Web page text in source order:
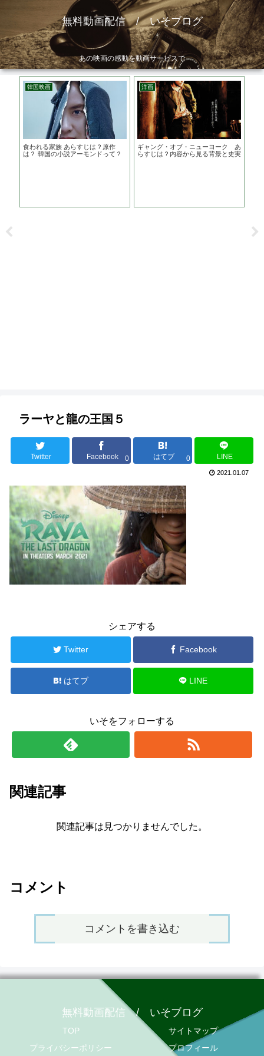
無料動画配信 / いそブログ
あの映画の感動を動画サービスで
韓国映画
食われる家族 あらすじは？原作
は？ 韓国の小説アーモンドって？
洋画
ギャング・オブ・ニューヨーク あ
らすじは？内容から見る背景と史実
ラーヤと龍の王国５
Twitter Facebook 0 はてブ 0 LINE
2021.01.07
シェアする
Twitter Facebook
はてブ LINE
いそをフォローする
関連記事
関連記事は見つかりませんでした。
コメント
コメントを書き込む
無料動画配信 / いそブログ
TOP
サイトマップ
プライバシーポリシー
プロフィール